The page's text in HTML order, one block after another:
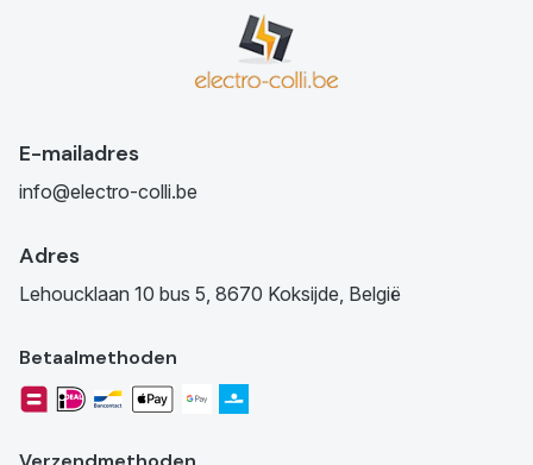
E-mailadres
info@electro-colli.be
Adres
Lehoucklaan 10 bus 5, 8670 Koksijde, België
Betaalmethoden